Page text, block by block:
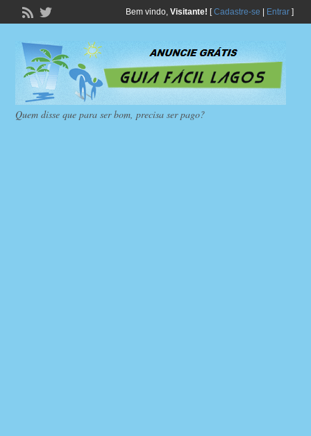
Bem vindo, Visitante! [Cadastre-se Entrar]
Quem disse que para ser bom, precisa ser pago?